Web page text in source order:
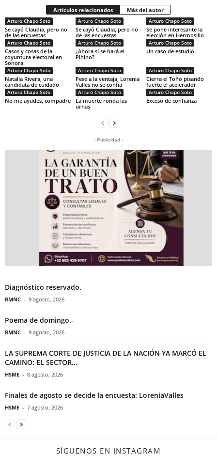
Artículos relacionados Más del autor
Arturo Chapo Soto
Se cayó Claudia, pero no
de las encuestas
Arturo Chapo Soto
Se cayó Claudia, pero no
de las encuestas
Arturo Chapo Soto
Se pone interesante la
elección en Hermosillo
Arturo Chapo Soto
Casos y cosas de la
coyuntura electoral en
Sonora
Arturo Chapo Soto
¿Ahora sí se hará el
Plhino?
Arturo Chapo Soto
Un caso de estudio
Arturo Chapo Soto
Natalia Rivera, una
candidata de cuidado
Arturo Chapo Soto
Pese a la ventaja, Lorenia
Valles no se confía
Arturo Chapo Soto
Cierra el Toño pisando
fuerte el acelerador
Arturo Chapo Soto
No me ayudes, compadre
Arturo Chapo Soto
La muerte ronda las
urnas
Arturo Chapo Soto
Exceso de confianza
- Publicidad -
Diagnóstico reservado.
RMNC - 9 agosto, 2026
Poema de domingo.-
RMNC - 9 agosto, 2026
LA SUPREMA CORTE DE JUSTICIA DE LA NACIÓN YA MARCÓ EL
CAMINO: EL SECTOR...
HSME - 8 agosto, 2026
Finales de agosto se decide la encuesta: LoreniaValles
HSME - 7 agosto, 2026
SÍGUENOS EN INSTAGRAM